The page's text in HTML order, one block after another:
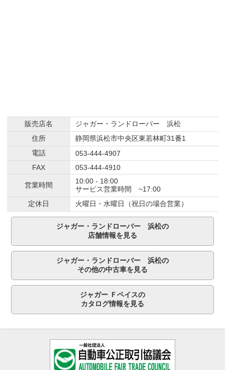
販売店名
ジャガー・ランドローバー 浜松
住所
静岡県浜松市中央区東若林町31番1
電話
053-444-4907
FAX
053-444-4910
営業時間
10:00 - 18:00
サービス営業時間 ~17:00
定休日
火曜日・水曜日（祝日の場合営業）
ジャガー・ランドローバー 浜松の
店舗情報を見る
ジャガー・ランドローバー 浜松の
その他の中古車を見る
ジャガー Ｆペイスの
カタログ情報を見る